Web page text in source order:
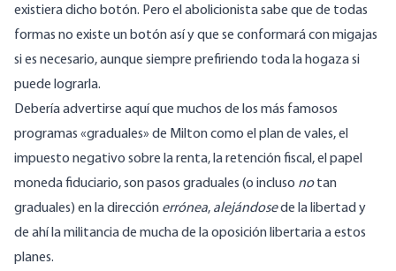
existiera dicho botón. Pero el abolicionista sabe que de todas
formas no existe un botón así y que se conformará con migajas
si es necesario, aunque siempre prefiriendo toda la hogaza si
puede lograrla.
Debería advertirse aquí que muchos de los más famosos
programas «graduales» de Milton como el plan de vales, el
impuesto negativo sobre la renta, la retención fiscal, el papel
moneda fiduciario, son pasos graduales (o incluso notan
graduales) en la dirección errónea, alejándosede la libertad y
de ahí la militancia de mucha de la oposición libertaria a estos
planes.